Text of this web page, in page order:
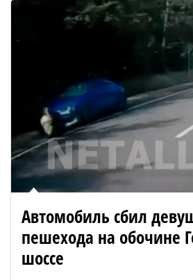
Автомобиль сбил
пешехода на обочине
шоссе